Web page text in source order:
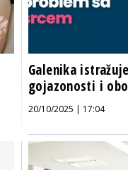
Galenika
gojazonosti i
20/10/2025 | 17:04